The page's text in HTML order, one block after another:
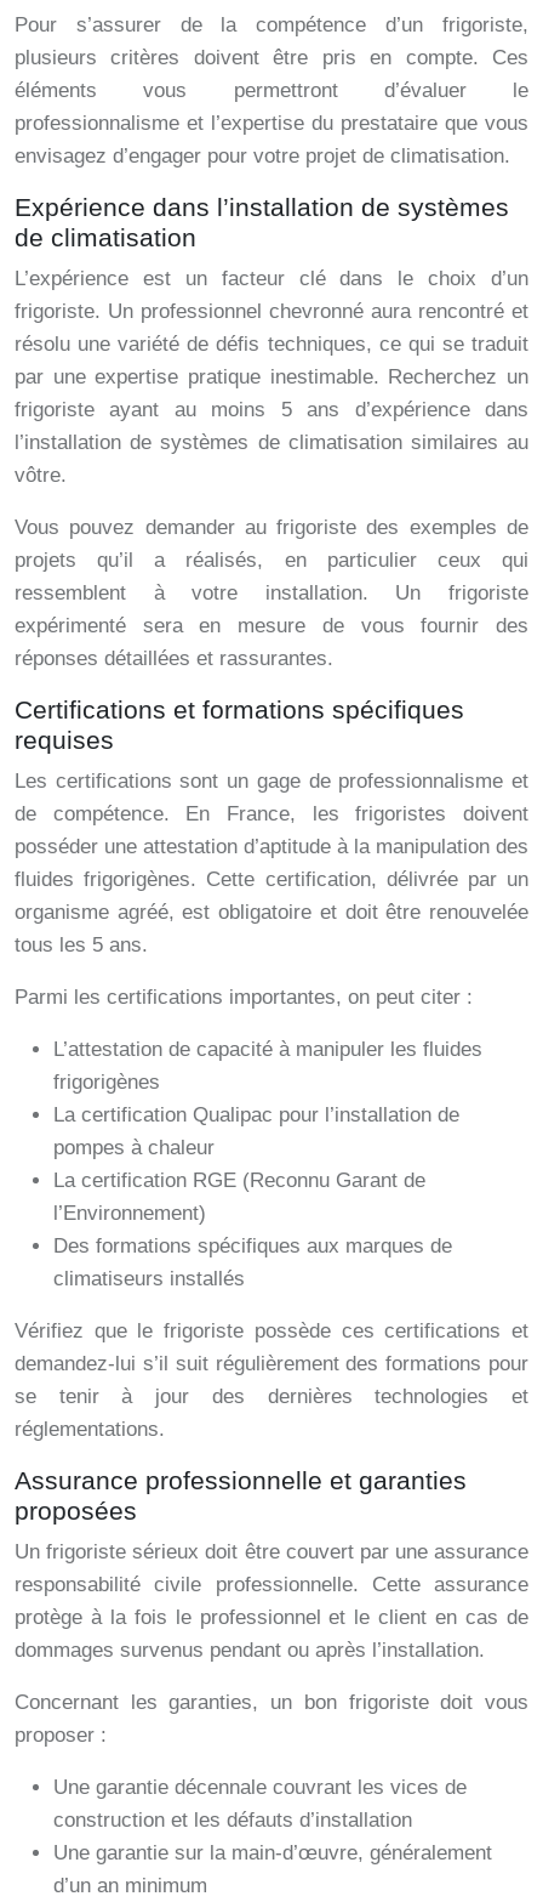
Pour s’assurer de la compétence d’un frigoriste,
plusieurs critères doivent être pris en compte. Ces
éléments vous permettront d’évaluer le
professionnalisme et l’expertise du prestataire que vous
envisagez d’engager pour votre projet de climatisation.
Expérience dans l’installation de systèmes
de climatisation
L’expérience est un facteur clé dans le choix d’un
frigoriste. Un professionnel chevronné aura rencontré et
résolu une variété de défis techniques, ce qui se traduit
par une expertise pratique inestimable. Recherchez un
frigoriste ayant au moins 5 ans d’expérience dans
l’installation de systèmes de climatisation similaires au
vôtre.
Vous pouvez demander au frigoriste des exemples de
projets qu’il a réalisés, en particulier ceux qui
ressemblent à votre installation. Un frigoriste
expérimenté sera en mesure de vous fournir des
réponses détaillées et rassurantes.
Certifications et formations spécifiques
requises
Les certifications sont un gage de professionnalisme et
de compétence. En France, les frigoristes doivent
posséder une attestation d’aptitude à la manipulation des
fluides frigorigènes. Cette certification, délivrée par un
organisme agréé, est obligatoire et doit être renouvelée
tous les 5 ans.
Parmi les certifications importantes, on peut citer :
L’attestation de capacité à manipuler les fluides
frigorigènes
La certification Qualipac pour l’installation de
pompes à chaleur
La certification RGE (Reconnu Garant de
l’Environnement)
Des formations spécifiques aux marques de
climatiseurs installés
Vérifiez que le frigoriste possède ces certifications et
demandez-lui s’il suit régulièrement des formations pour
se tenir à jour des dernières technologies et
réglementations.
Assurance professionnelle et garanties
proposées
Un frigoriste sérieux doit être couvert par une assurance
responsabilité civile professionnelle. Cette assurance
protège à la fois le professionnel et le client en cas de
dommages survenus pendant ou après l’installation.
Concernant les garanties, un bon frigoriste doit vous
proposer :
Une garantie décennale couvrant les vices de
construction et les défauts d’installation
Une garantie sur la main-d’œuvre, généralement
d’un an minimum